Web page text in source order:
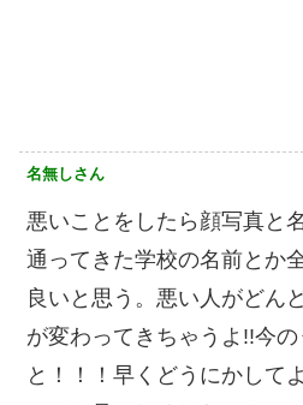
名無しさん
悪いことをしたら顔写真と
通ってきた学校の名前とか
良いと思う。悪い人がどん
が変わってきちゃうよ!!今
と！！！早くどうにかして